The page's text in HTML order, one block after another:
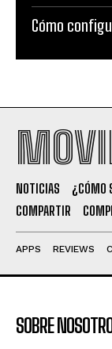
Cómo
NOTICIAS ¿CÓMO
COMPARTIR
APPS REVIEWS
SOBRE